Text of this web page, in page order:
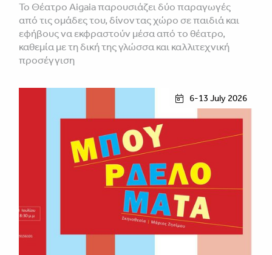
Το Θέατρο Aigaia παρουσιάζει δύο παραγωγές
από τις ομάδες του, δίνοντας χώρο σε παιδιά και
εφήβους να εκφραστούν μέσα από το θέατρο,
καθεμία με τη δική της γλώσσα και καλλιτεχνική
προσέγγιση
6-13 July 2026